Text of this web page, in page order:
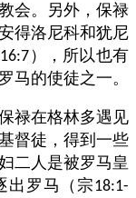
会。另外，保禄
得洛尼科和犹尼
16:7 ），所以也有
马的使徒之一。
禄在格林多遇见
督徒，得到一些
二人是被罗马皇
出罗马（宗18:1-